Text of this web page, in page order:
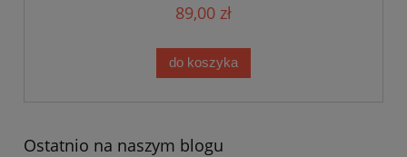
89,00 zł
do koszyka
Ostatnio na naszym blogu